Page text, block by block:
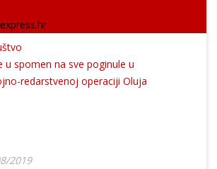
u spomen na sve poginule u
redarstvenoj operaciji Oluja
2019